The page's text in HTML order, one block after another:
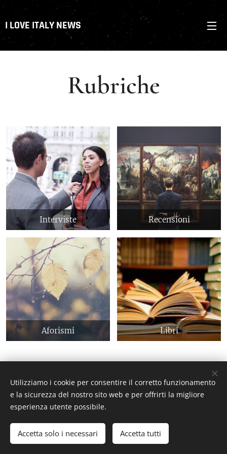
I LOVE ITALY NEWS
Rubriche
Interviste Recensioni
Aforismi Libri
ILoveItaly News Arte e Cultura
informazione artistica e culturale | Tutti i diritti riservati.
Cookies
Utilizziamo i cookie per consentire il corretto funzionamento
e la sicurezza del nostro sito web e per offrirti la migliore
esperienza utente possibile.
Accetta solo i necessari Accetta tutti